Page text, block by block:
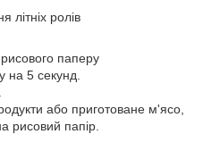
літніх ролів
паперу
на 5 секунд.
або приготоване м'ясо,
рисовий папір.